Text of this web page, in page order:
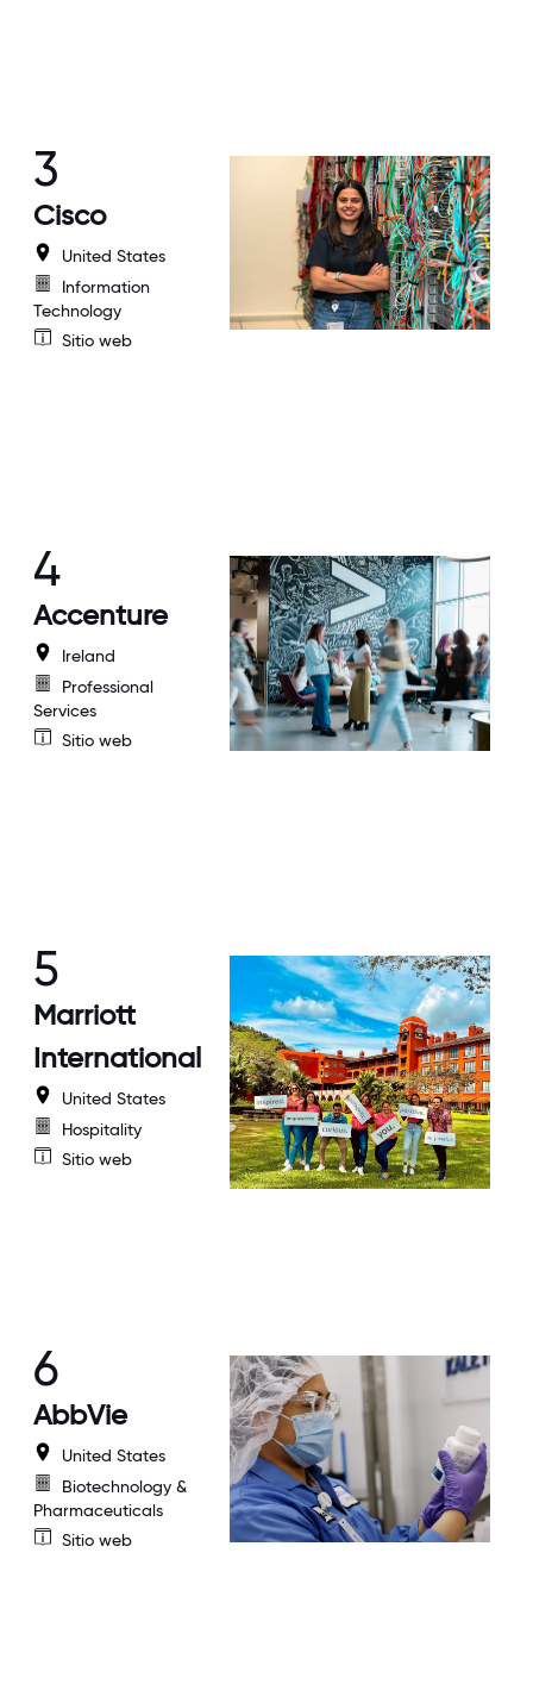
3
Cisco
United States
Information
Technology
Sitio web
4
Accenture
Ireland
Professional
Services
Sitio web
5
Marriott
International
United States
Hospitality
Sitio web
6
AbbVie
United States
Biotechnology &
Pharmaceuticals
Sitio web